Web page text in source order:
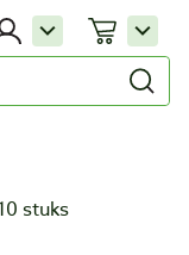
stuks